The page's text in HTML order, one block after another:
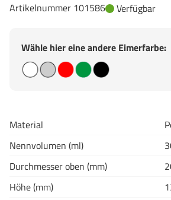
Artikelnummer 101586
Verfügbar
Wähle hier eine andere Eimerfarbe:
Material
Nennvolumen (ml)
Durchmesser oben (mm)
Höhe (mm)